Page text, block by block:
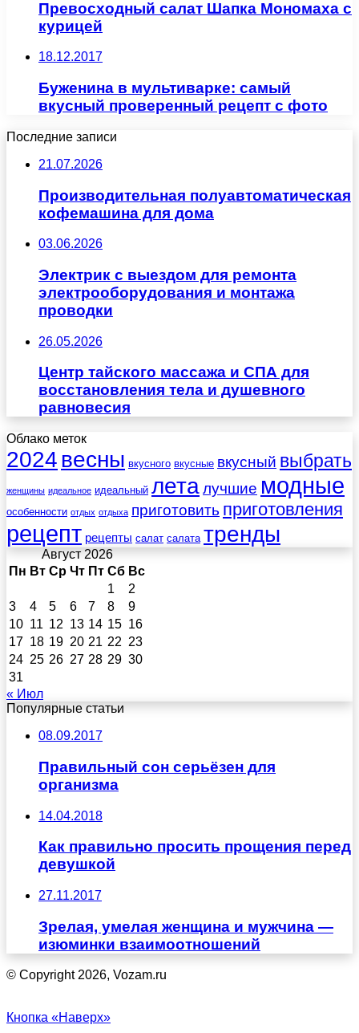
Превосходный салат Шапка Мономаха с
курицей
18.12.2017
Буженина в мультиварке: самый
вкусный проверенный рецепт с фото
Последние записи
21.07.2026
Производительная полуавтоматическая
кофемашина для дома
03.06.2026
Электрик с выездом для ремонта
электрооборудования и монтажа
проводки
26.05.2026
Центр тайского массажа и СПА для
восстановления тела и душевного
равновесия
Облако меток
2024 весны вкусного вкусные вкусный выбрать
женщины идеальное идеальный леталучшие модные
особенности отдых отдыха приготовить приготовления
рецепт рецепты салат салата тренды
Август 2026
Пн Вт Ср Чт Пт Сб Вс
1
2
3
4 5 6 7 8
9
10 11 12 13 14 15 16
17 18 19 20 21 22 23
24 25 26 27 28 29 30
31
« Июл
Популярные статьи
08.09.2017
Правильный сон серьёзен для
организма
14.04.2018
Как правильно просить прощения перед
девушкой
27.11.2017
Зрелая, умелая женщина и мужчина —
изюминки взаимоотношений
© Copyright 2026, Vozam.ru
Кнопка «Наверх»